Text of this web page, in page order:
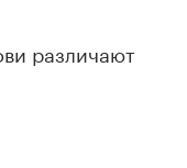
различают